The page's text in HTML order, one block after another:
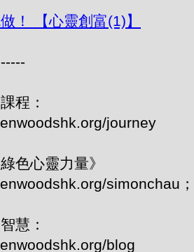
！ 【心靈創富(1)】
程：
journey
色心靈力量》
simonchau
慧：
blog